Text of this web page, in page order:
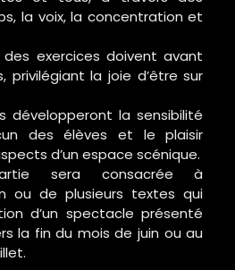
la voix, la concentration et
exercices doivent avant
privilégiant la joie d’être sur
développeront la sensibilité
des élèves et le plaisir
d’un espace scénique.
sera consacrée à
ou de plusieurs textes qui
d’un spectacle présenté
la fin du mois de juin ou au